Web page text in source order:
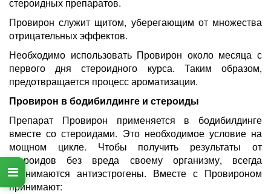
Провирон служит щитом, уберегающим от множества
отрицательных эффектов.
Необходимо использовать Провирон около месяца с
первого дня стероидного курса. Таким образом,
предотвращается процесс ароматизации.
Провирон в бодибилдинге и стероиды
Препарат Провирон применяется в бодибилдинге
вместе со стероидами. Это необходимое условие на
мощном цикле. Чтобы получить результаты от
стероидов без вреда своему организму, всегда
принимаются антиэстрогены. Вместе с Провироном
принимают: